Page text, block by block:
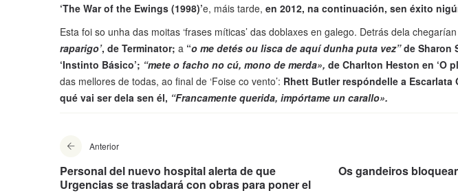
‘The War of the Ewings (1998)’e, máis tarde, en 2012, na continuación, sen éxito
Esta foi so unha das moitas ‘frases míticas’ das doblaxes en galego. Detrás dela
raparigo’, de Terminator; a “o me detés ou lisca de aquí dunha puta vez”de Sharon
‘Instinto Básico’; “mete o facho no cú, mono de merda», de Charlton Heston en ‘O
das mellores de todas, ao final de ‘Foise co vento’: Rhett Butler respóndelle a Escarlata
qué vai ser dela sen él, “Francamente querida, impórtame un carallo».
Anterior
Personal del nuevo hospital alerta de que
Urgencias se trasladará con obras para poner el
Os gandeiros